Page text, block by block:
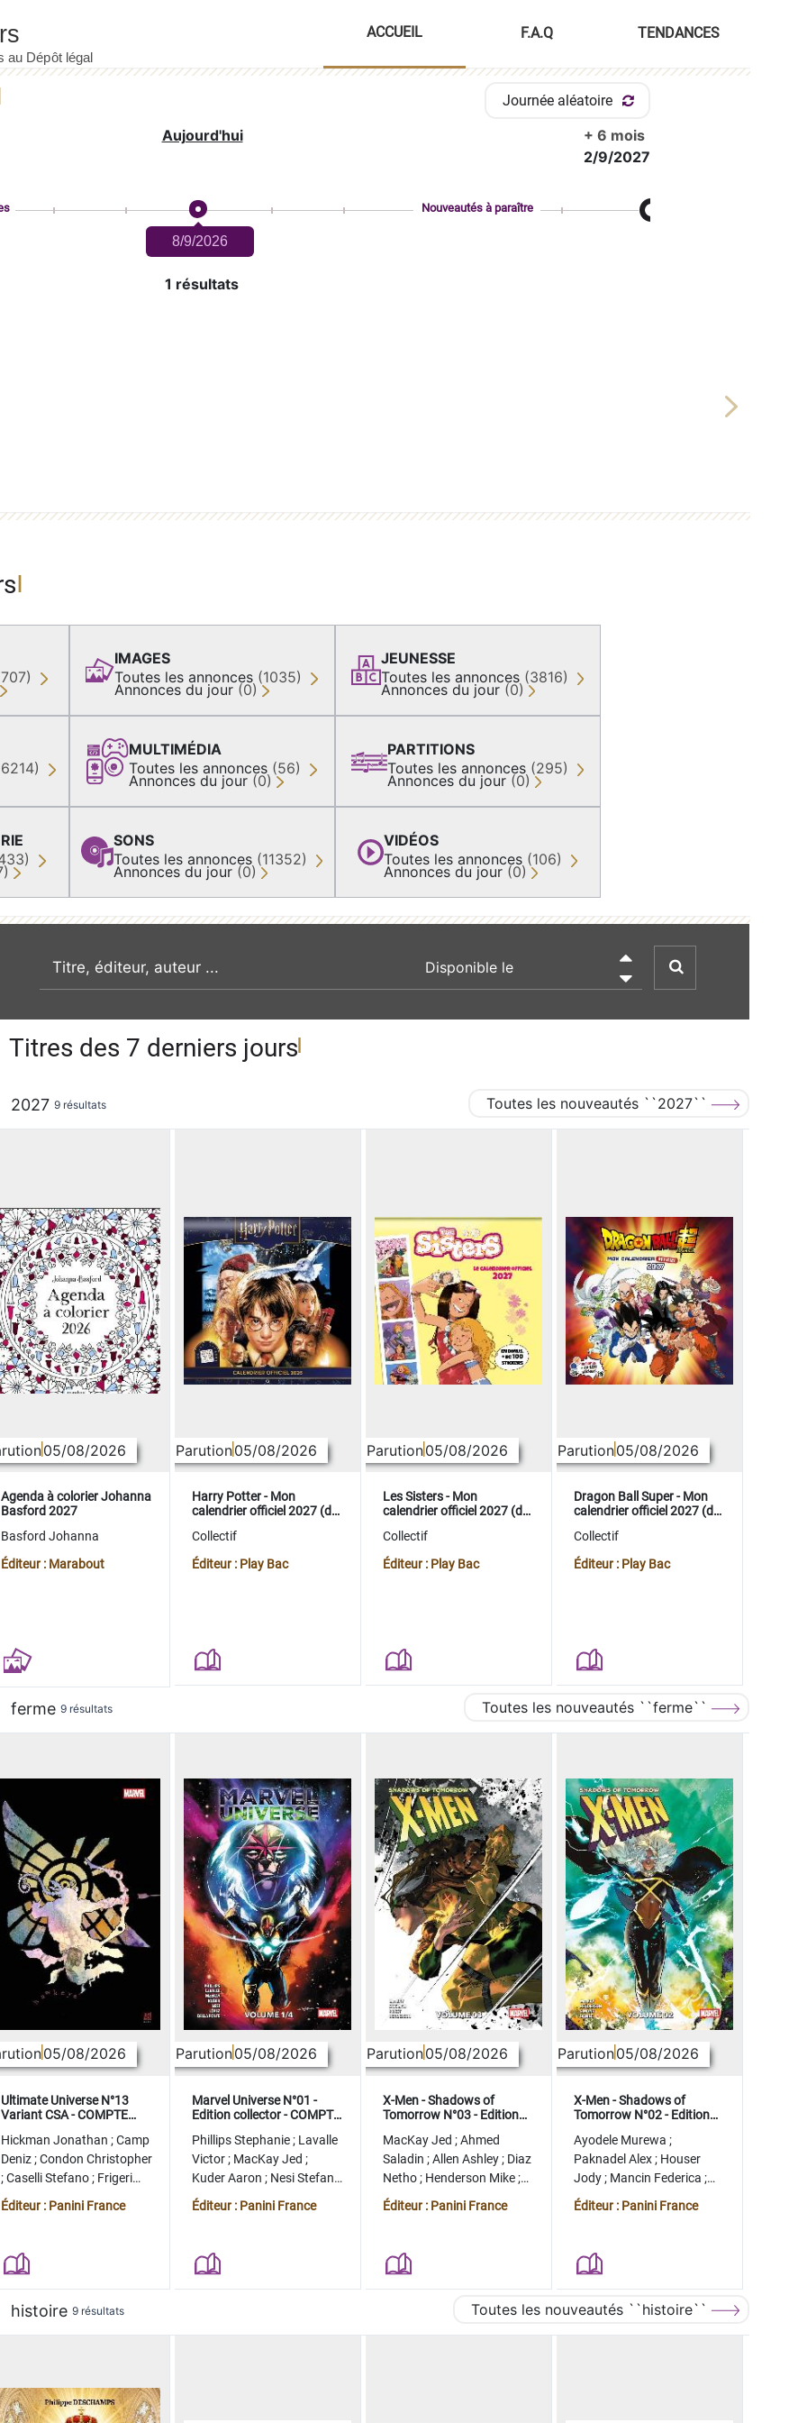
ACCUEIL F.A.Q TENDANCES
Journée aléatoire
Aujourd'hui
+ 6 mois
2/9/2027
8/9/2026
Nouveautés à paraître
1 résultats
Next
IMAGES
Toutes les annonces (1035)
Annonces du jour (0)
MULTIMÉDIA
Toutes les annonces (56)
Annonces du jour (0)
SONS
Toutes les annonces (11352)
Annonces du jour (0)
JEUNESSE
Toutes les annonces (3816)
Annonces du jour (0)
PARTITIONS
Toutes les annonces (295)
Annonces du jour (0)
VIDÉOS
Toutes les annonces (106)
Annonces du jour (0)
recherche par mot clé

Titres des 7 derniers jours
2027 9 résultats Toutes les nouveautés ``2027``
05/08/2026
Agenda à colorier Johanna
Basford 2027
Basford Johanna
Éditeur : Marabout
Parution05/08/2026
Harry Potter - Mon
calendrier officiel 2027 (de
Collectif
Éditeur : Play Bac
Parution05/08/2026
Les Sisters - Mon
calendrier officiel 2027 (de
Collectif
Éditeur : Play Bac
Parution05/08/2026
Dragon Ball Super - Mon
calendrier officiel 2027 (de
Collectif
Éditeur : Play Bac
ferme 9 résultats Toutes les nouveautés ``ferme``
05/08/2026
Ultimate Universe N°13
Variant CSA - COMPTE
Hickman Jonathan ;Camp
Deniz;Condon Christopher
;Caselli Stefano; Frigeri
Juan
Éditeur : Panini France
Parution05/08/2026
Marvel Universe N°01 -
Edition collector - COMPTE
Phillips Stephanie; Lavalle
Victor; MacKay Jed ;
Kuder Aaron ; Nesi Stefano
;Lopez Alvaro
Éditeur : Panini France
Parution05/08/2026
X-Men - Shadows of
Tomorrow N°03 - Edition
MacKay Jed ;Ahmed
Saladin ;Allen Ashley; Diaz
Netho; Henderson Mike;
Stegman Ryan
Éditeur : Panini France
Parution05/08/2026
X-Men - Shadows of
Tomorrow N°02 - Edition
Ayodele Murewa ;
Paknadel Alex; Houser
Jody; Mancin Federica ;
Antonio Roge
Éditeur : Panini France
histoire 9 résultats Toutes les nouveautés ``histoire``